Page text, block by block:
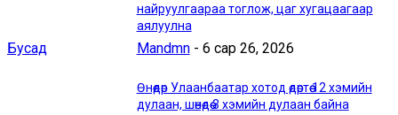
Бусад
найруулгаараа тоглож, цаг хугацаагаар
аялуулна
Mandmn - 6 сар 26, 2026
Өнөөдөр Улаанбаатар хотод өдөртөө 12 хэмийн
дулаан, шөнөдөө 3 хэмийн дулаан байна